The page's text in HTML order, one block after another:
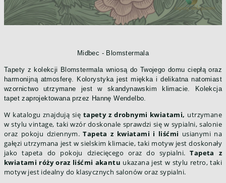
Midbec - Blomstermala
Tapety z kolekcji Blomstermala wniosą do Twojego domu ciepłą oraz
harmonijną atmosferę. Kolorystyka jest miękka i delikatna natomiast
wzornictwo utrzymane jest w skandynawskim klimacie. Kolekcja
tapet zaprojektowana przez Hannę Wendelbo.
W katalogu znajdują się tapety z drobnymi kwiatami, utrzymane
w stylu vintage, taki wzór doskonale sprawdzi się w sypialni, salonie
oraz pokoju dziennym.Tapeta z kwiatami i liśćmi usianymi na
gałęzi utrzymana jest w sielskim klimacie, taki motyw jest doskonały
jako tapeta do pokoju dziecięcego oraz do sypialni.Tapeta z
kwiatami róży oraz liśćmi akantu ukazana jest w stylu retro, taki
motyw jest idealny do klasycznych salonów oraz sypialni.